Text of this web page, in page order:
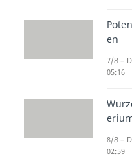
en
7/8 –
05:16
8/8 –
02:59